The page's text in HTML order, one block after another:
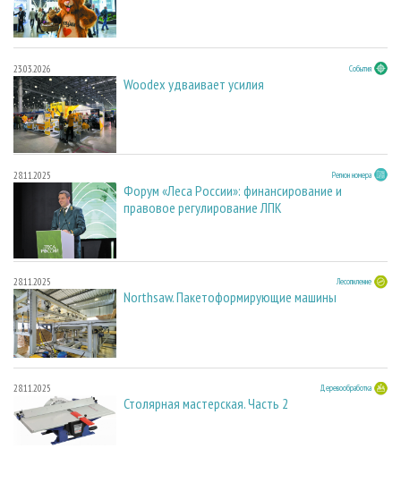
23.03.2026 События
Woodex удваивает усилия
28.11.2025 Регион номера
Форум «Леса России»: финансирование и
правовое регулирование ЛПК
28.11.2025 Лесопиление
Northsaw. Пакетоформирующие машины
28.11.2025 Деревообработка
Столярная мастерская. Часть 2